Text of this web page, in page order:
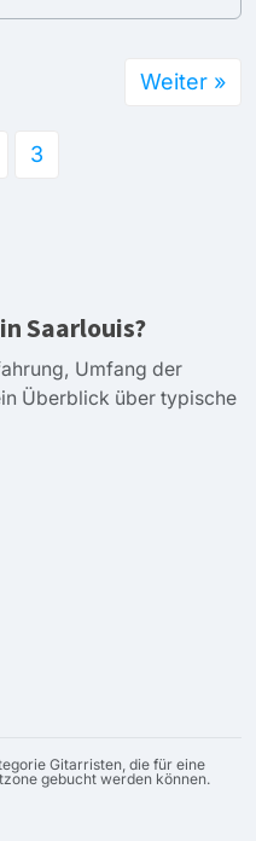
3
Weiter »
Saarlouis?
Umfang der
Überblick über typische
Gitarristen, die für eine
gebucht werden können.